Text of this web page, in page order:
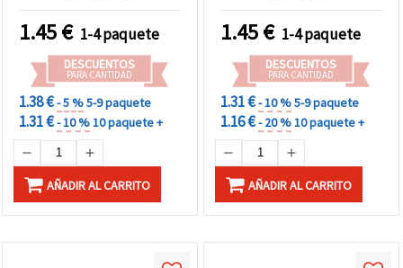
1.45€ 1-4 paquete
DESCUENTOS
PARA CANTIDAD
1.38 €- 5 %5-9 paquete
1.31 €- 10 %10 paquete +
AÑADIR AL CARRITO
mm – Set de 5 piezas
1.45€ 1-4 paquete
DESCUENTOS
PARA CANTIDAD
1.31 €- 10 %5-9 paquete
1.16 €- 20 %10 paquete +
AÑADIR AL CARRITO